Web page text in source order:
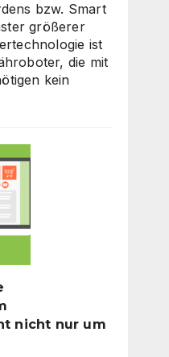
bzw. Smart
größerer
ist
die mit
kein
nicht nur um